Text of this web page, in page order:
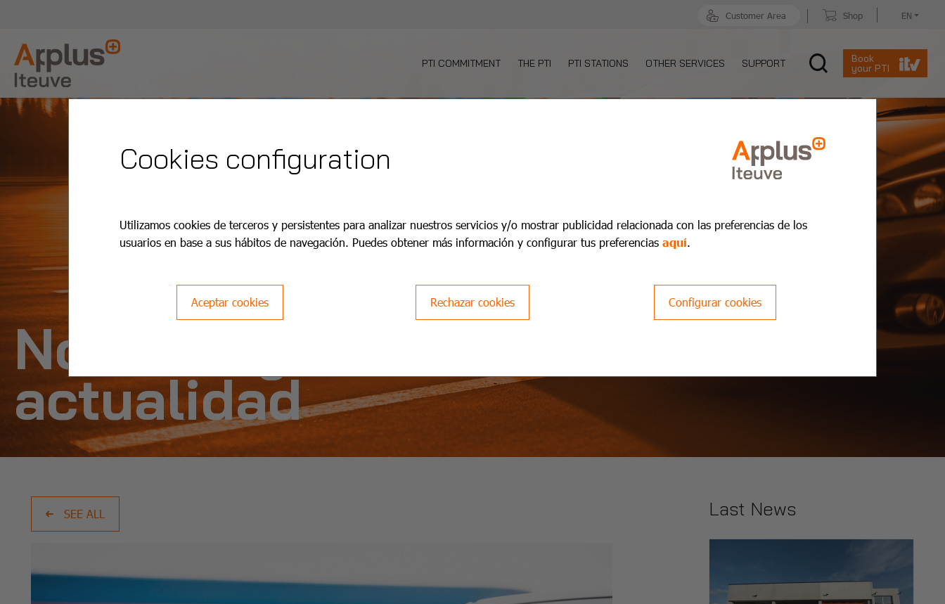
Customer Area Shop EN
PTI COMMITMENT THE PTI PTI STATIONS OTHER SERVICES SUPPORT
Book
your PTI
Noticias y
actualidad
SEE ALL Last News
Cookies configuration
Utilizamos cookies de terceros y persistentes para analizar nuestros servicios y/o mostrar publicidad relacionada con las preferencias de los
usuarios en base a sus hábitos de navegación. Puedes obtener más información y configurar tus preferencias aquí.
Aceptar cookies Rechazar cookies Configurar cookies